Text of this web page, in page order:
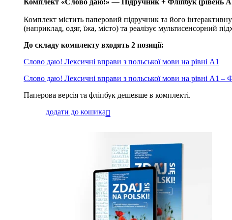
Комплект «Слово даю!» — Підручник + Фліпбук (рівень
Комплект містить паперовий підручник та його
(наприклад, одяг, їжа, місто) та реалізує мультисенсорний
До складу комплекту входять 2 позиції:
Слово даю! Лексичні вправи з польської мови на рівні A1
Слово даю! Лексичні вправи з польської мови на рівні A1 –
Паперова версія та фліпбук дешевше в комплекті.
додати до кошика